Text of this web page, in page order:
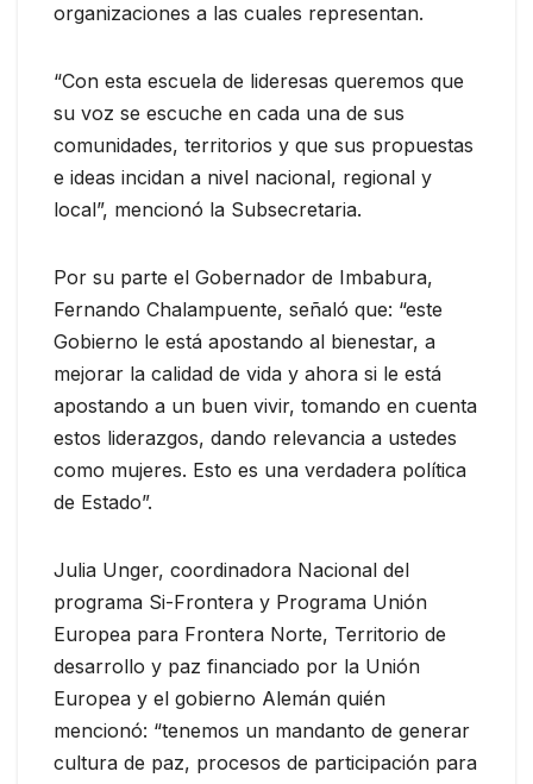
organizaciones a las cuales representan.
“Con esta escuela de lideresas queremos que
su voz se escuche en cada una de sus
comunidades, territorios y que sus propuestas
e ideas incidan a nivel nacional, regional y
local”, mencionó la Subsecretaria.
Por su parte el Gobernador de Imbabura,
Fernando Chalampuente, señaló que: “este
Gobierno le está apostando al bienestar, a
mejorar la calidad de vida y ahora si le está
apostando a un buen vivir, tomando en cuenta
estos liderazgos, dando relevancia a ustedes
como mujeres. Esto es una verdadera política
de Estado”.
Julia Unger, coordinadora Nacional del
programa Si-Frontera y Programa Unión
Europea para Frontera Norte, Territorio de
desarrollo y paz financiado por la Unión
Europea y el gobierno Alemán quién
mencionó: “tenemos un mandanto de generar
cultura de paz, procesos de participación para